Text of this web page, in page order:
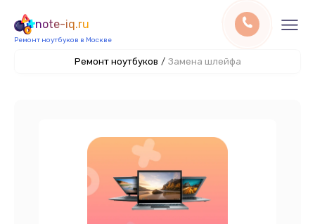
note-iq.ru
Ремонт ноутбуков в Москве
Ремонт ноутбуков / Замена шлейфа